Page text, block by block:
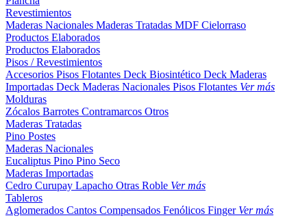
Revestimientos
Maderas Nacionales Maderas Tratadas MDF Cielorraso
Productos Elaborados
Productos Elaborados
Pisos / Revestimientos
Accesorios Pisos Flotantes Deck Biosintético Deck Maderas
Importadas Deck Maderas Nacionales Pisos Flotantes Ver más
Molduras
Zócalos Barrotes Contramarcos Otros
Maderas Tratadas
Pino Postes
Maderas Nacionales
Eucaliptus Pino Pino Seco
Maderas Importadas
Cedro Curupay Lapacho Otras Roble Ver más
Tableros
Aglomerados Cantos Compensados Fenólicos Finger Ver más